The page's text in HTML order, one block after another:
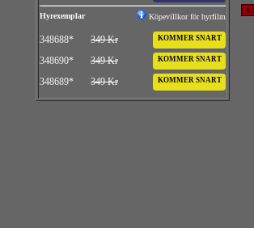
Hyrexemplar Köpevillkor för hyrfilm
348688* 349 Kr KOMMER SNART
348690* 349 Kr KOMMER SNART
348689* 349 Kr KOMMER SNART